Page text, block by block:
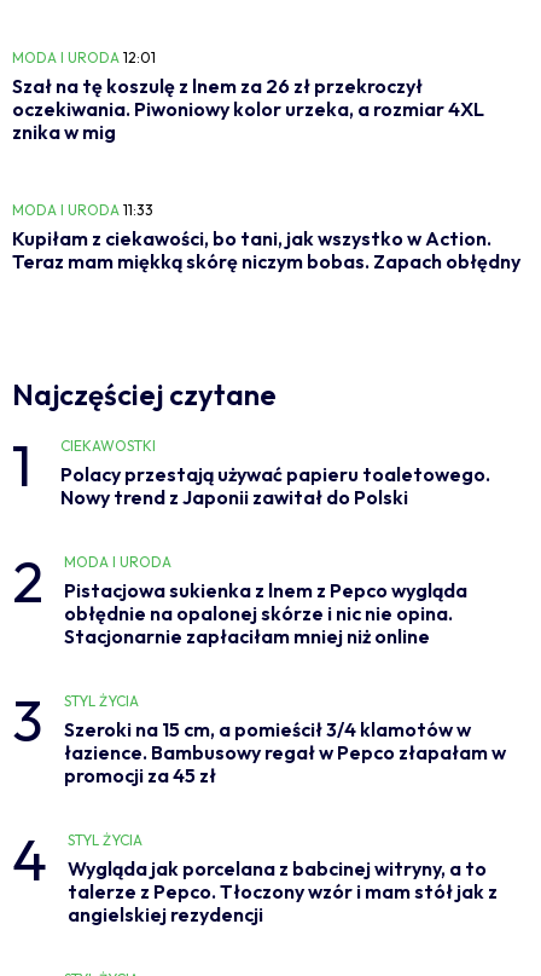
MODA I URODA 12:01
Szał na tę koszulę z lnem za 26 zł przekroczył
oczekiwania. Piwoniowy kolor urzeka, a rozmiar 4XL
znika w mig
MODA I URODA 11:33
Kupiłam z ciekawości, bo tani, jak wszystko w Action.
Teraz mam miękką skórę niczym bobas. Zapach obłędny
Najczęściej czytane
1 CIEKAWOSTKI
Polacy przestają używać papieru toaletowego.
Nowy trend z Japonii zawitał do Polski
2 MODA I URODA
Pistacjowa sukienka z lnem z Pepco wygląda
obłędnie na opalonej skórze i nic nie opina.
Stacjonarnie zapłaciłam mniej niż online
3 STYL ŻYCIA
Szeroki na 15 cm, a pomieścił 3/4 klamotów w
łazience. Bambusowy regał w Pepco złapałam w
promocji za 45 zł
4 STYL ŻYCIA
Wygląda jak porcelana z babcinej witryny, a to
talerze z Pepco. Tłoczony wzór i mam stół jak z
angielskiej rezydencji